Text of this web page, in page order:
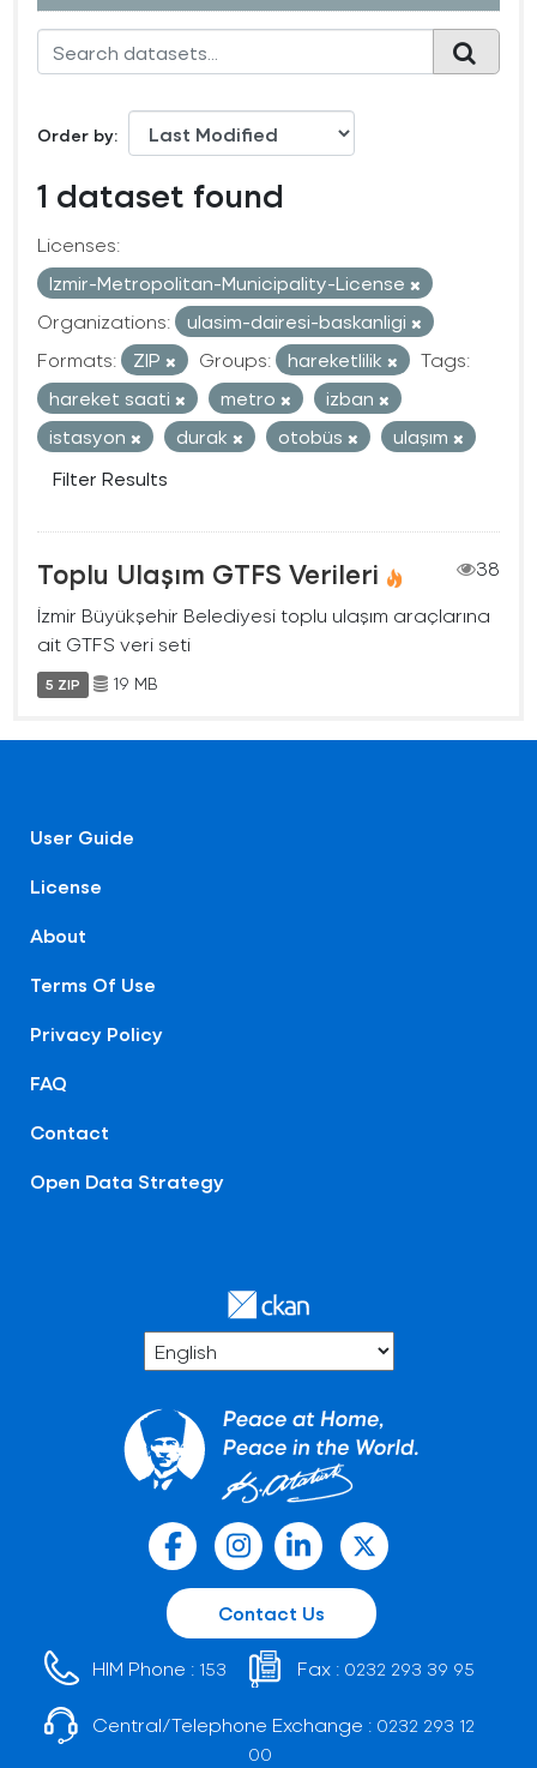
Order by
1 dataset found
Licenses:
Izmir-Metropolitan-Municipality-License
Organizations:
ulasim-dairesi-baskanligi
Formats:
ZIP Groups: hareketlilik
Tags:
hareket saati
metro
izban
istasyon
durak otobüs
ulaşım
Filter Results
Toplu Ulaşım GTFS Verileri
38
İzmir Büyükşehir Belediyesi toplu ulaşım araçlarına
ait GTFS veri seti
5 ZIP 19 MB
User Guide
License
About
Terms Of Use
Privacy Policy
FAQ
Contact
Open Data Strategy
Contact Us
HIM Phone : 153 Fax : 0232 293 39 95
Central/Telephone Exchange : 0232 293 12
00